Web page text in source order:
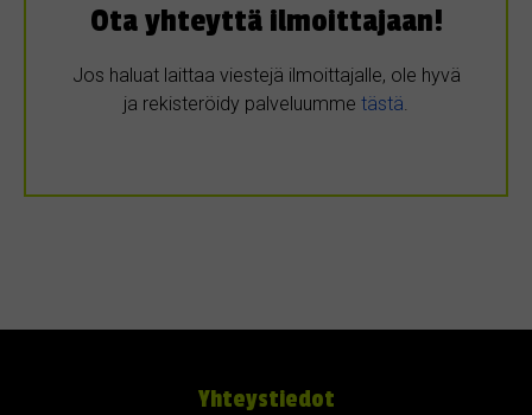
Ota yhteyttä ilmoittajaan!
Jos haluat laittaa viestejä ilmoittajalle, ole hyvä
ja rekisteröidy palveluumme tästä
Yhteystiedot